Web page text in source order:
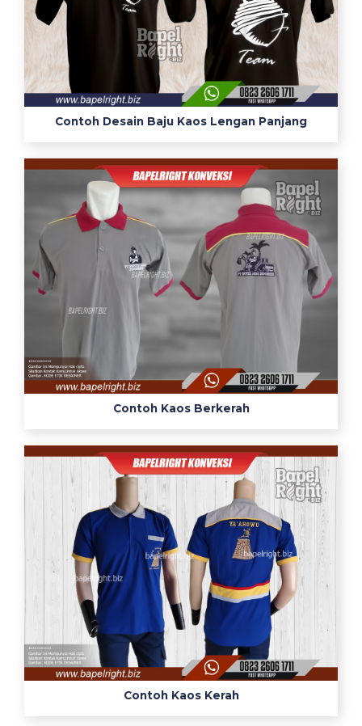
Contoh Desain Baju Kaos Lengan Panjang
Contoh Kaos Berkerah
Contoh Kaos Kerah